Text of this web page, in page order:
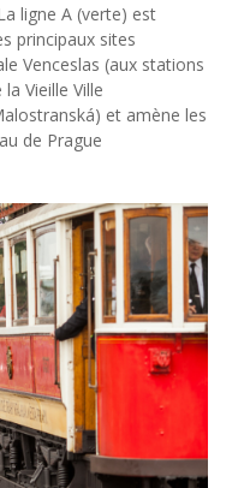
ligne A (verte) est
principaux sites
Venceslas (aux stations
Vieille Ville
et amène les
de Prague